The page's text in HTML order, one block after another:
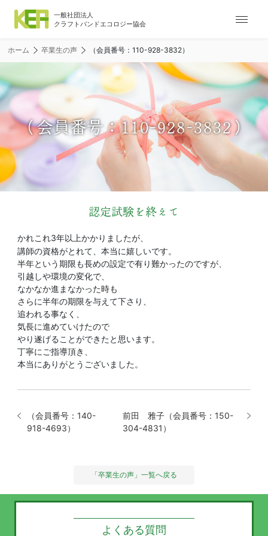
ナ
ー
シ
ョ
ン
メ
ニ
ー
ホーム 卒業生の声 （会員番号：110-928-3832）
（会員番号：110-928-3832）
認定試験を終えて
かれこれ3年以上かかりましたが、
講師の資格がとれて、本当に嬉しいです。
半年という期限も長めの設定で有り難かったのですが、
引越しや環境の変化で、
なかなか進まなかった時も
さらに半年の期限を与えて下さり、
追われる事なく、
気長に進めていけたので
やり遂げることができたと思います。
丁寧にご指導頂き、
本当にありがとうございました。
（会員番号：140-
918-4693）
前田 雅子（会員番号：150-
304-4831）
「卒業生の声」一覧へ戻る
よくある質問